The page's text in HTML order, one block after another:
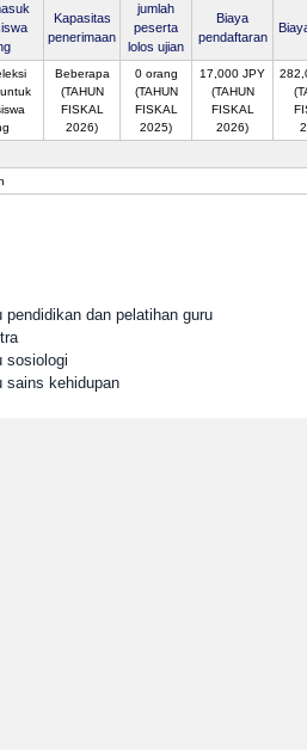
Kapasitas
penerimaan
jumlah
peserta
lolos ujian
Biaya
pendaftaran
Beberapa
(TAHUN
FISKAL
2026)
0 orang
(TAHUN
FISKAL
2025)
17,000 JPY
(TAHUN
FISKAL
2026)
dan pelatihan guru
sosiologi
sains kehidupan